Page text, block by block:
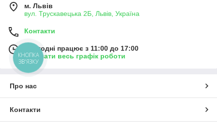
м. Львів
вул. Трускавецька 2Б, Львів, Україна
Контакти
Сьогодні працює з 11:00 до 17:00
Показати весь графік роботи
Про нас
Контакти
КНОПКА
ЗВ'ЯЗКУ